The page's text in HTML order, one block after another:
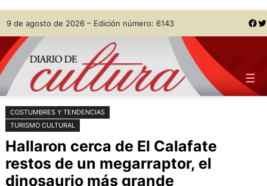
Saltar
al
contenido
Skip
to
content
9 de agosto de 2026 – Edición número: 6143 Facebook Twitter
COSTUMBRES Y TENDENCIAS
TURISMO CULTURAL
Hallaron cerca de El Calafate
restos de un megarraptor, el
dinosaurio más grande